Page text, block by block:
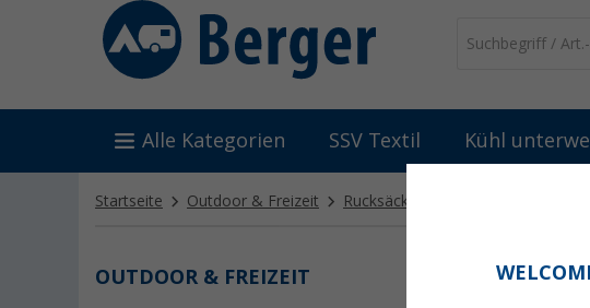
Alle Kategorien SSV Textil Kühl
Startseite Outdoor & Freizeit Rucksäcke & Taschen
OUTDOOR & FREIZEIT